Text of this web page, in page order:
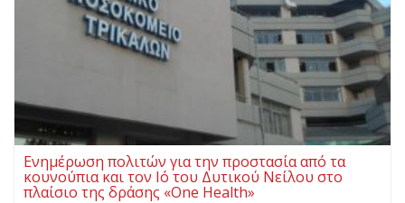
Ενημέρωση πολιτών για την προστασία από τα
κουνούπια και τον Ιό του Δυτικού Νείλου στο
πλαίσιο της δράσης «One Health»